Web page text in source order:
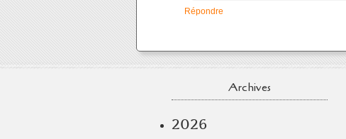
Répondre
Archives
2026